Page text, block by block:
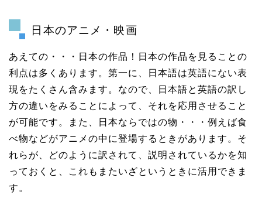
日本のアニメ・映画
あえての・・・日本の作品！日本の作品を見ることの
利点は多くあります。第一に、日本語は英語にない表
現をたくさん含みます。なので、日本語と英語の訳し
方の違いをみることによって、それを応用させること
が可能です。また、日本ならではの物・・・例えば食
べ物などがアニメの中に登場するときがあります。そ
れらが、どのように訳されて、説明されているかを知
っておくと、これもまたいざというときに活用できま
す。